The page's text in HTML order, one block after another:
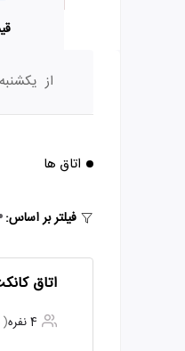
از یکشنبه 18 مرداد
اتاق ها
فیلتر بر اساس:
اتاق
4 نفره (